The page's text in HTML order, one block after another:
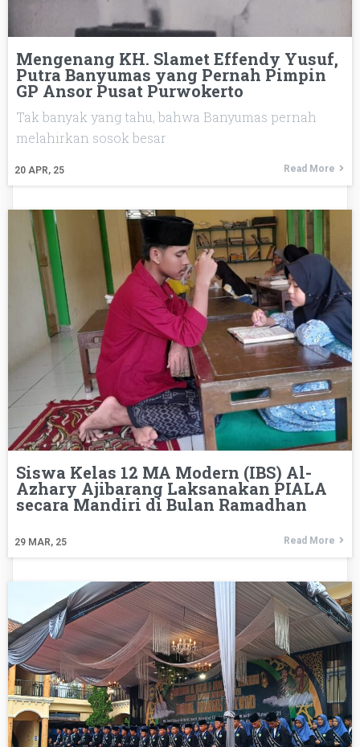
Mengenang KH. Slamet Effendy Yusuf,
Putra Banyumas yang Pernah Pimpin
GP Ansor Pusat Purwokerto
20 APR, 25
Tak banyak yang tahu, bahwa Banyumas pernah
melahirkan sosok besar
Read More
Siswa Kelas 12 MA Modern (IBS) Al-
Azhary Ajibarang Laksanakan PIALA
secara Mandiri di Bulan Ramadhan
29 MAR, 25 Read More